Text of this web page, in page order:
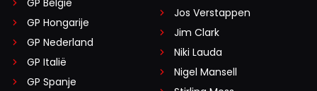
GP Hongarije
GP Nederland
GP Italië
GP Spanje
Jos Verstappen
Jim Clark
Niki Lauda
Nigel Mansell